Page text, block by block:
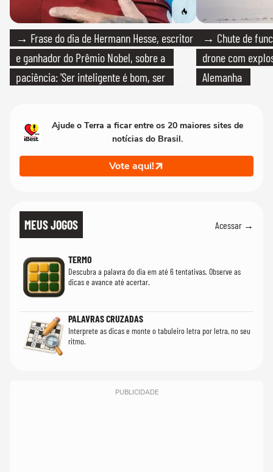
→ Frase do dia de Hermann Hesse, escritor
e ganhador do Prêmio Nobel, sobre a
paciência: 'Ser inteligente é bom, ser
→ Chute de
drone com
Alemanha
Ajude o Terra a ficar entre os 20 maiores sites de
notícias do Brasil.
Vote aqui!
MEUS JOGOS Acessar →
TERMO
Descubra a palavra do dia em até 6 tentativas. Observe as
dicas e avance até acertar.
PALAVRAS CRUZADAS
Interprete as dicas e monte o tabuleiro letra por letra, no seu
ritmo.
PUBLICIDADE